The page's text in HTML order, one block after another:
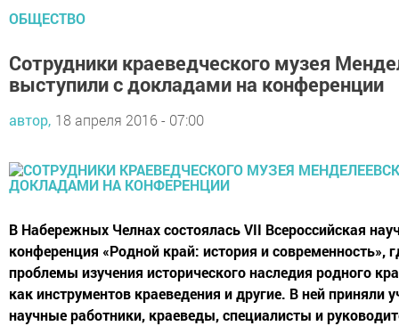
ОБЩЕСТВО
Сотрудники краеведческого музея
выступили с докладами на конференции
автор, 18 апреля 2016 - 07:00
В Набережных Челнах состоялась VII Всероссийская
конференция «Родной край: история и современность»,
проблемы изучения исторического наследия родного
как инструментов краеведения и другие. В ней приняли
научные работники, краеведы, специалисты и